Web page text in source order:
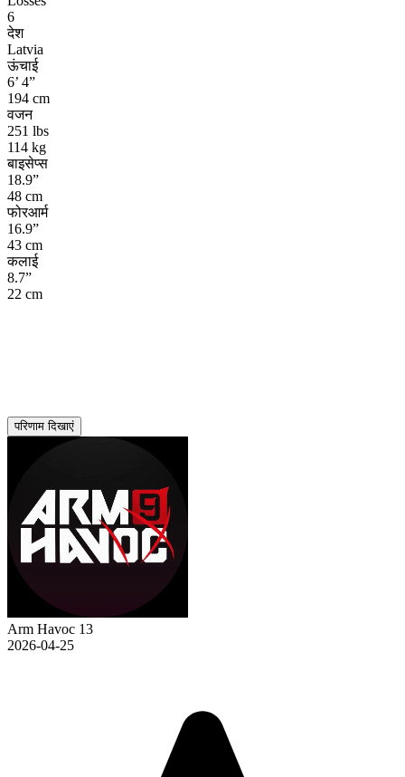
6
देश
Latvia
ऊंचाई
6’ 4”
194 cm
वजन
251 lbs
114 kg
बाइसेप्स
18.9”
48 cm
फोरआर्म
16.9”
43 cm
कलाई
8.7”
22 cm
परिणाम दिखाएं
Arm Havoc 13
2026-04-25